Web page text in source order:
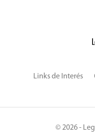
Links de Interés
© 2026 -